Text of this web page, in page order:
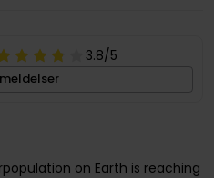
3.8/5
on Earth is reaching